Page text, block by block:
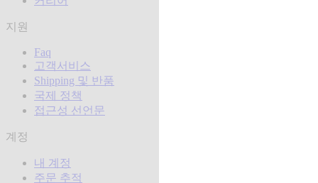
지원
Faq
고객서비스
Shipping 및 반품
국제 정책
접근성 선언문
계정
내 계정
주문 추적